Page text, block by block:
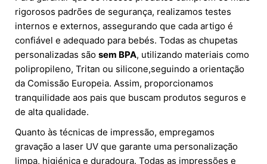
rigorosos padrões de segurança, realizamos testes
internos e externos, assegurando que cada artigo é
confiável e adequado para bebés. Todas as chupetas
personalizadas são sem BPA, utilizando materiais como
polipropileno, Tritan ou silicone,seguindo a orientação
da Comissão Europeia. Assim, proporcionamos
tranquilidade aos pais que buscam produtos seguros e
de alta qualidade.
Quanto às técnicas de impressão, empregamos
gravação a laser UV que garante uma personalização
limpa, higiénica e duradoura. Todas as impressões e